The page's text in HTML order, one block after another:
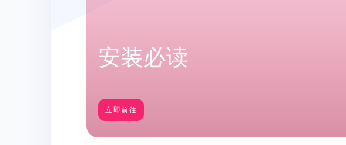
安装必读
立即前往